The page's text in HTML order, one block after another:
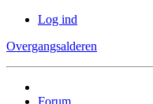
Log ind
Overgangsalderen
Forum